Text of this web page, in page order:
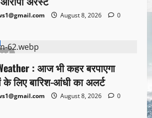
August 8, 2026
0
: आज भी कहर बरपाएगा
के लिए बारिश-आंधी का अलर्ट
August 8, 2026
0